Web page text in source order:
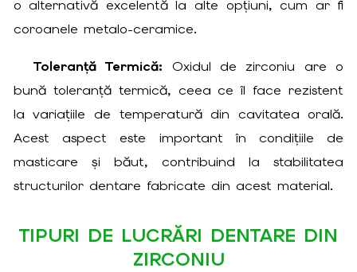
o alternativă excelentă la alte opțiuni, cum ar fi
coroanele metalo-ceramice.
Toleranță Termică: Oxidul de zirconiu are o
bună toleranță termică, ceea ce îl face rezistent
la variațiile de temperatură din cavitatea orală.
Acest aspect este important în condițiile de
masticare și băut, contribuind la stabilitatea
structurilor dentare fabricate din acest material.
TIPURI DE LUCRĂRI DENTARE DIN
ZIRCONIU